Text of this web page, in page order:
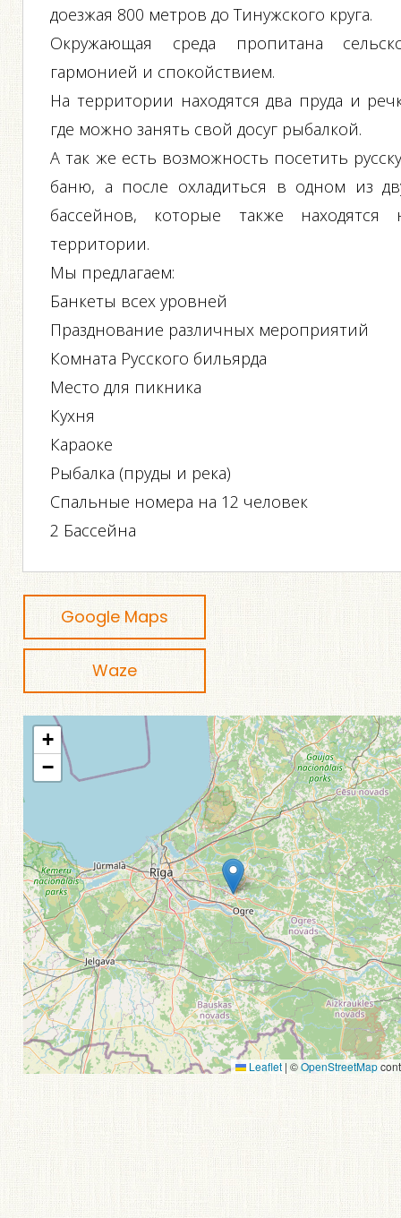
доезжая 800 метров до Тинужского круга.
Окружающая среда пропитана
гармонией и спокойствием.
На территории находятся два пруда и
где можно занять свой досуг рыбалкой.
А так же есть возможность посетить
баню, а после охладиться в одном из
бассейнов, которые также находятся
территории.
Мы предлагаем:
Банкеты всех уровней
Празднование различных мероприятий
Комната Русского бильярда
Место для пикника
Кухня
Караоке
Рыбалка (пруды и река)
Спальные номера на 12 человек
2 Бассейна
Google Maps
Waze
+
−
Leaflet | ©OpenStreetMap